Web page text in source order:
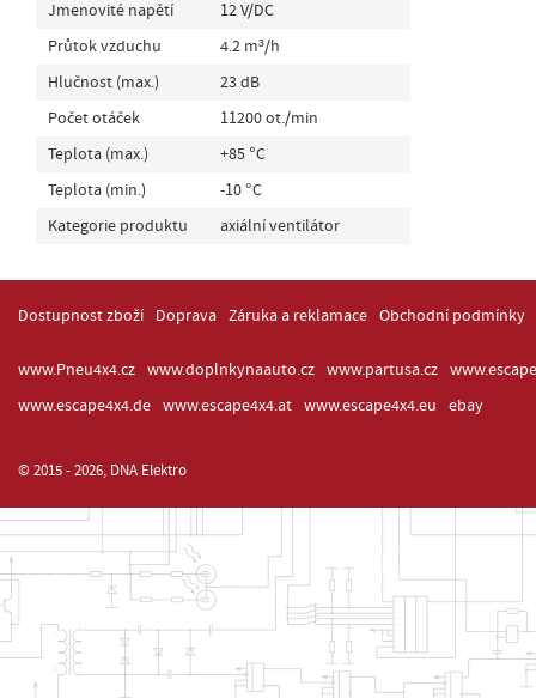
Jmenovité napětí
12 V/DC
Průtok vzduchu
4.2 m³/h
Hlučnost (max.)
23 dB
Počet otáček
11200 ot./min
Teplota (max.)
+85 °C
Teplota (min.)
-10 °C
Kategorie produktu
axiální ventilátor
Dostupnost zboží Doprava Záruka a reklamace Obchodní podmínky
www.Pneu4x4.cz www.doplnkynaauto.cz www.partusa.cz
www.escape4x4.de
www.escape4x4.at www.escape4x4.eu ebay
© 2015 - 2026, DNA Elektro